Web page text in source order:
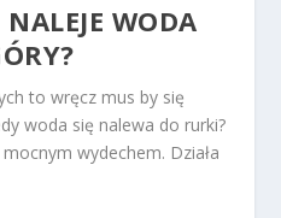
WODA
to wręcz mus by się
woda się nalewa do rurki?
wydechem. Działa